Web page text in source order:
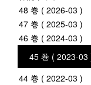
48 巻 ( 2026-03 )
47 巻 ( 2025-03 )
46 巻 ( 2024-03 )
45 巻 ( 2023-03
44 巻 ( 2022-03 )